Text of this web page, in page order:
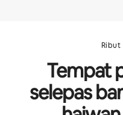
Ribut
Tempat
selepas